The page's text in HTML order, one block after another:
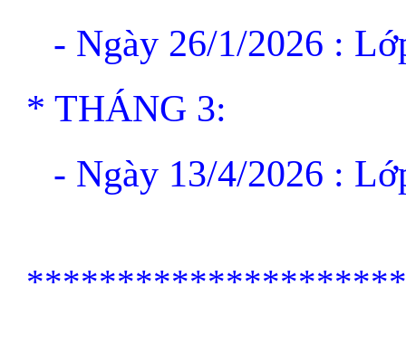
- Ngày 26/1/2026 :
* THÁNG 3:
- Ngày 13/4/2026 :
********************